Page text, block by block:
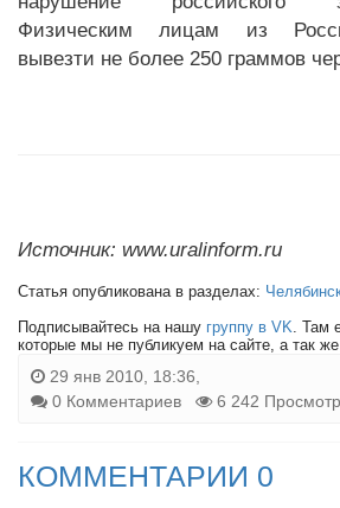
Физическим лицам из
вывезти не более 250 граммов
Источник: www.uralinform.ru
Статья опубликована в разделах:
Подписывайтесь на нашу группу в VK. Там
которые мы не публикуем на сайте, а так
29 янв 2010, 18:36,
0 Комментариев
6 242
КОММЕНТАРИИ 0